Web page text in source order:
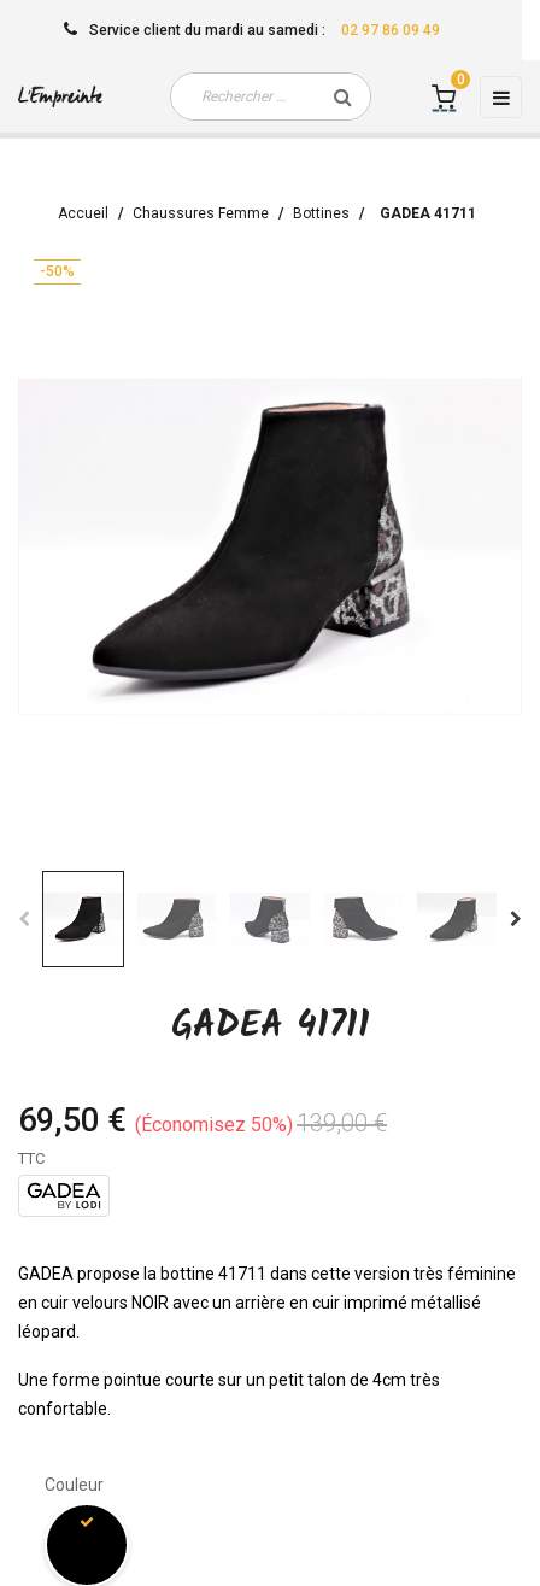
Service client du mardi au samedi : 02 97 86 09 49
☰
0
Accueil Chaussures Femme Bottines GADEA 41711
-50%
GADEA 41711
69,50 € Économisez 50% 139,00 €
TTC
GADEA propose la bottine 41711 dans cette version très féminine
en cuir velours NOIR avec un arrière en cuir imprimé métallisé
léopard.
Une forme pointue courte sur un petit talon de 4cm très
confortable.
Couleur